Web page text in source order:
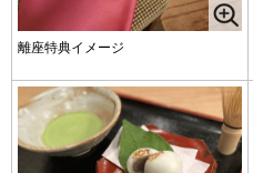
離座特典イメージ